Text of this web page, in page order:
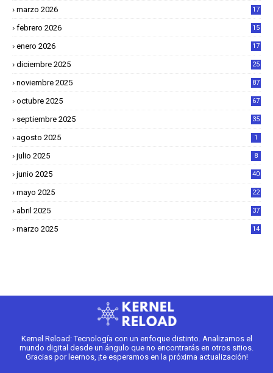
marzo 2026
17
febrero 2026
15
enero 2026
17
diciembre 2025
25
noviembre 2025 87
octubre 2025 67
septiembre 2025 35
agosto 2025 1
julio 2025 8
junio 2025 40
mayo 2025
22
abril 2025
37
marzo 2025
14
Kernel Reload: Tecnología con un enfoque distinto. Analizamos el
mundo digital desde un ángulo que no encontrarás en otros sitios.
Gracias por leernos, ¡te esperamos en la próxima actualización!